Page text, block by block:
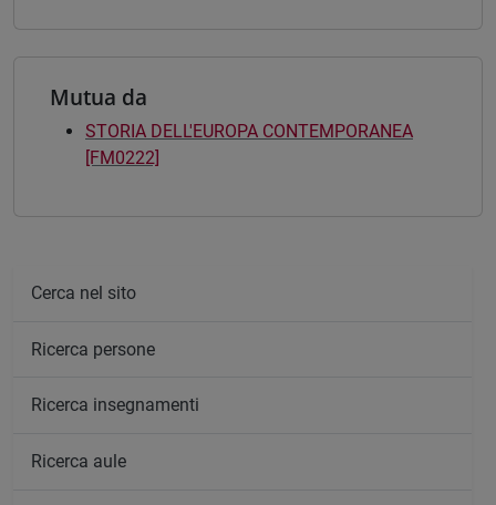
Mutua da
STORIA DELL'EUROPA CONTEMPORANEA
[FM0222]
Cerca nel sito
Ricerca persone
Ricerca insegnamenti
Ricerca aule